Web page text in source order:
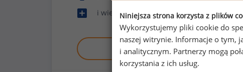
i wiele innych
Zobacz raport demo
Niniejsza strona korzysta z plików
Wykorzystujemy pliki cookie do
naszej witrynie. Informacje o tym,
i analitycznym. Partnerzy mogą
korzystania z ich usług.